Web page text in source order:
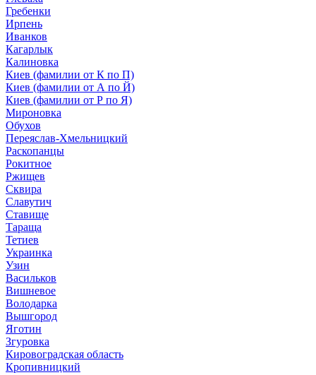
Гребенки
Ирпень
Иванков
Кагарлык
Калиновка
Киев (фамилии от К по П)
Киев (фамилии от А по Й)
Киев (фамилии от Р по Я)
Мироновка
Обухов
Переяслав-Хмельницкий
Раскопанцы
Рокитное
Ржищев
Сквира
Славутич
Ставище
Тараща
Тетиев
Украинка
Узин
Васильков
Вишневое
Володарка
Вышгород
Яготин
Згуровка
Кировоградская область
Кропивницкий